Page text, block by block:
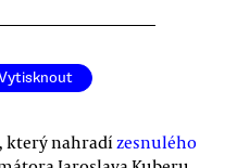
, který nahradí zesnulého